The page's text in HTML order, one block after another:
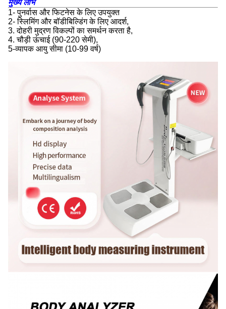
मुख्य लाभ
1- पुनर्वास और फिटनेस के लिए उपयुक्त
2- स्लिमिंग और बॉडीबिल्डिंग के लिए आदर्श,
3. दोहरी मुद्रण विकल्पों का समर्थन करता है,
4. चौड़ी ऊंचाई (90-220 सेमी),
5-व्यापक आयु सीमा (10-99 वर्ष)